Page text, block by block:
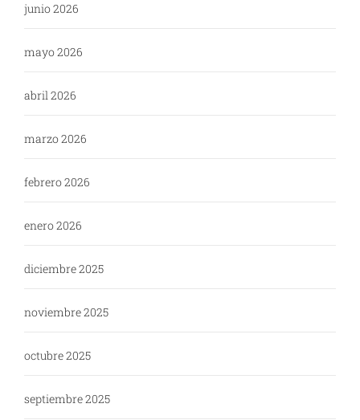
junio 2026
mayo 2026
abril 2026
marzo 2026
febrero 2026
enero 2026
diciembre 2025
noviembre 2025
octubre 2025
septiembre 2025